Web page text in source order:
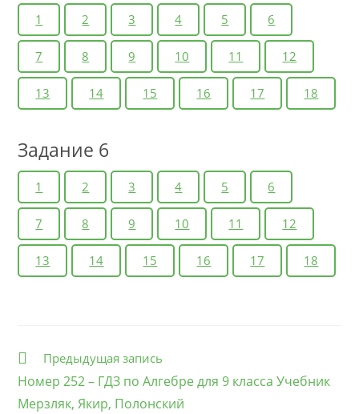
1 2 3 4 5 6
7 8 9 10 11 12
13 14 15 16 17 18
Задание 6
1 2 3 4 5 6
7 8 9 10 11 12
13 14 15 16 17 18
Еще
Предыдущая запись
Номер 252 – ГДЗ по Алгебре для 9 класса Учебник
Мерзляк, Якир, Полонский